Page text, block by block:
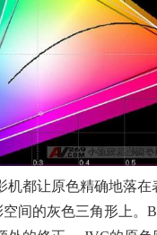
机都让原色精确地落在
空间的灰色三角形上。